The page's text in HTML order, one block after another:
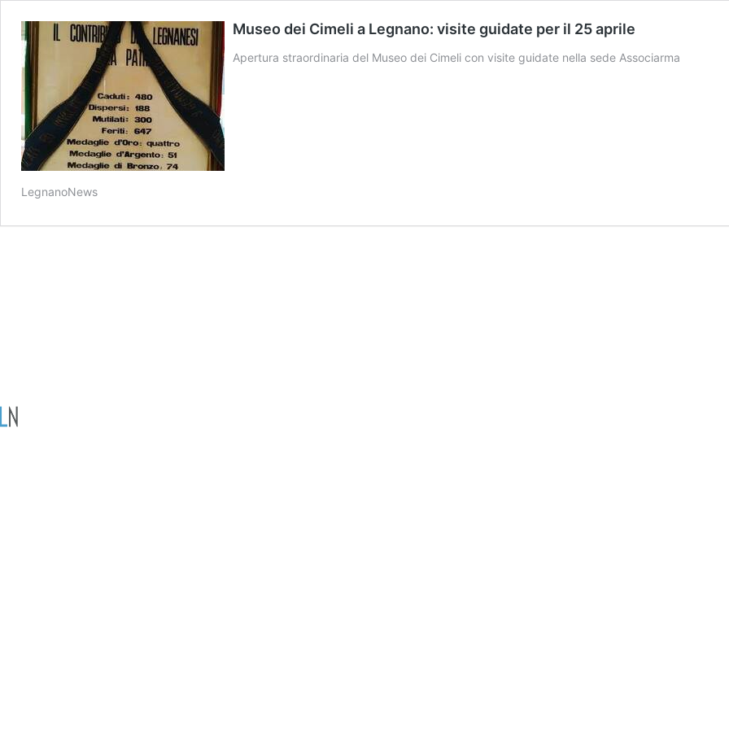
Museo dei Cimeli a Legnano: visite guidate per il 25 aprile
Apertura straordinaria del Museo dei Cimeli con visite guidate nella sede Associarma
LegnanoNews